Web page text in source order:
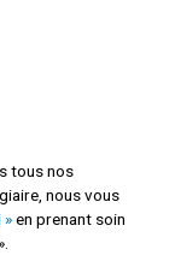
tous nos
nous vous
»en prenant soin